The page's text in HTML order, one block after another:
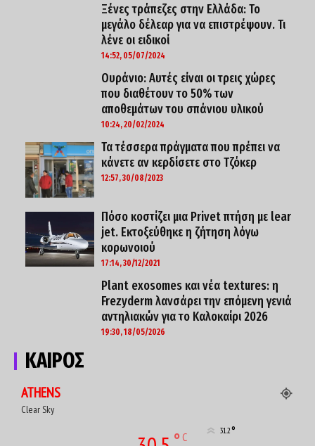
Ξένες τράπεζες στην Ελλάδα: Το
μεγάλο δέλεαρ για να επιστρέψουν. Τι
λένε οι ειδικοί
14:52, 05/07/2024
Ουράνιο: Αυτές είναι οι τρεις χώρες
που διαθέτουν το 50% των
αποθεμάτων του σπάνιου υλικού
10:24, 20/02/2024
Τα τέσσερα πράγματα που πρέπει να
κάνετε αν κερδίσετε στο Τζόκερ
12:57, 30/08/2023
Πόσο κοστίζει μια Privet πτήση με lear
jet. Εκτοξεύθηκε η ζήτηση λόγω
κορωνoιού
17:14, 30/12/2021
Plant exosomes και νέα textures: η
Frezyderm λανσάρει την επόμενη γενιά
αντηλιακών για το Καλοκαίρι 2026
19:30, 18/05/2026
ΚΑΙΡΟΣ
ATHENS
Clear Sky
° C 31.2°